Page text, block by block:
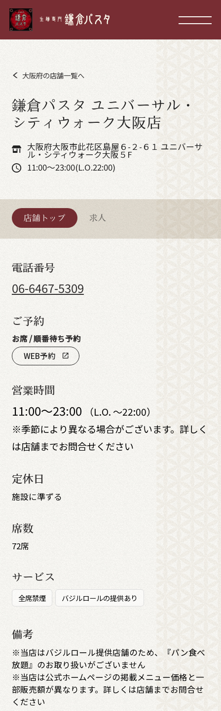
大阪府の店舗一覧へ
鎌倉パスタ ユニバーサル・
シティウォーク大阪店
大阪府大阪市此花区島屋６-２-６１ ユニバーサ
ル・シティウォーク大阪５F
11:00～23:00(L.O.22:00)
店舗トップ 求人
電話番号
06-6467-5309
ご予約
お席 / 順番待ち予約
WEB予約
open_in_new
営業時間
11:00～23:00
（L.O. ～22:00）
※季節により異なる場合がございます。詳しく
は店舗までお問合せください
定休日
施設に準ずる
席数
72席
サービス
全席禁煙 バジルロールの提供あり
備考
※当店はバジルロール提供店舗のため、『パン食べ
放題』のお取り扱いがございません
※当店は公式ホームページの掲載メニュー価格と一
部販売額が異なります。詳しくは店舗までお問合せ
ください